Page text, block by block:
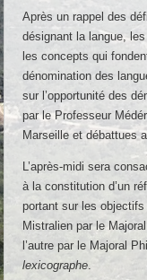
Après un rappel des
désignant la langue,
les concepts qui
dénomination des
sur l’opportunité des
par le Professeur
Marseille et débattues
L’après-midi sera
à la constitution d’un
portant sur les
Mistralien par le
l’autre par le Majoral
lexicographe